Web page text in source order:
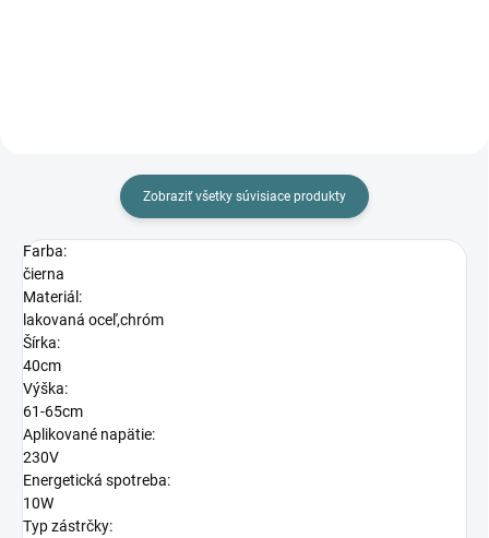
Zobraziť všetky súvisiace produkty
Farba:
čierna
Materiál:
lakovaná oceľ,chróm
Šírka:
40cm
Výška:
61-65cm
Aplikované napätie:
230V
Energetická spotreba:
10W
Typ zástrčky: